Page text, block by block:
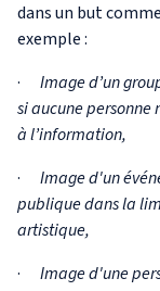
dans un but
exemple :
· Image d’un
si aucune
à l’information,
· Image d'un
publique dans la
artistique,
· Image d'une